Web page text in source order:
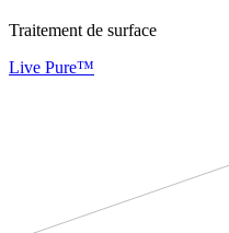
Traitement de surface
Live Pure™